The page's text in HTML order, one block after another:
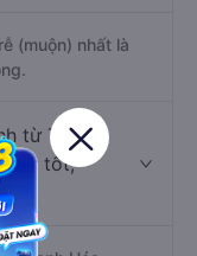
(muộn) nhất là
từ Thanh
tốt,